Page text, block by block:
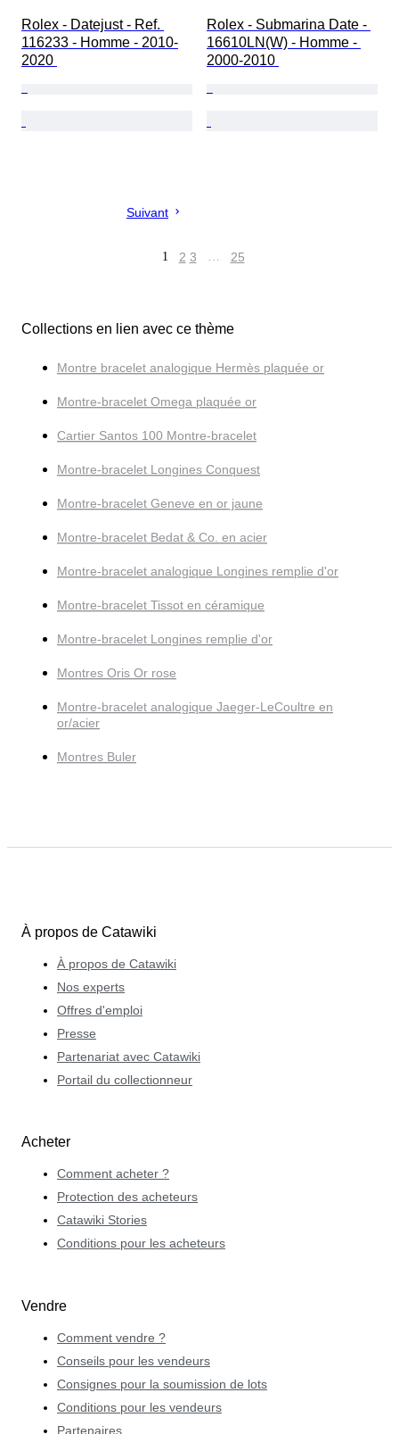
Rolex - Datejust - Ref.
116233 - Homme - 2010-
2020
Rolex - Submarina Date -
16610LN(W) - Homme -
2000-2010
Suivant
1 2 3 … 25
Collections en lien avec ce thème
Montre bracelet analogique Hermès plaquée or
Montre-bracelet Omega plaquée or
Cartier Santos 100 Montre-bracelet
Montre-bracelet Longines Conquest
Montre-bracelet Geneve en or jaune
Montre-bracelet Bedat & Co. en acier
Montre-bracelet analogique Longines remplie d'or
Montre-bracelet Tissot en céramique
Montre-bracelet Longines remplie d'or
Montres Oris Or rose
Montre-bracelet analogique Jaeger-LeCoultre en
or/acier
Montres Buler
À propos de Catawiki
À propos de Catawiki
Nos experts
Offres d'emploi
Presse
Partenariat avec Catawiki
Portail du collectionneur
Acheter
Comment acheter ?
Protection des acheteurs
Catawiki Stories
Conditions pour les acheteurs
Vendre
Comment vendre ?
Conseils pour les vendeurs
Consignes pour la soumission de lots
Conditions pour les vendeurs
Partenaires